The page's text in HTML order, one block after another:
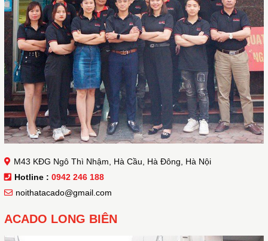
M43 KĐG Ngô Thì Nhậm, Hà Cầu, Hà Đông, Hà Nội
Hotline : 0942 246 188
noithatacado@gmail.com
ACADO LONG BIÊN